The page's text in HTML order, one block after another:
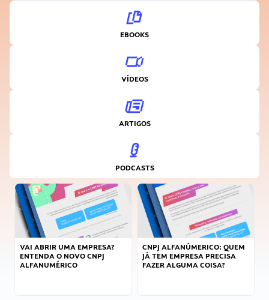
EBOOKS
VÍDEOS
ARTIGOS
PODCASTS
VAI ABRIR UMA EMPRESA?
ENTENDA O NOVO CNPJ
ALFANUMÉRICO
CNPJ ALFANÚMERICO: QUEM
JÁ TEM EMPRESA PRECISA
FAZER ALGUMA COISA?